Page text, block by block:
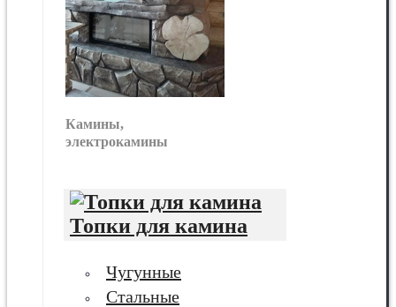
Камины,
электрокамины
Топки для камина
Чугунные
Стальные